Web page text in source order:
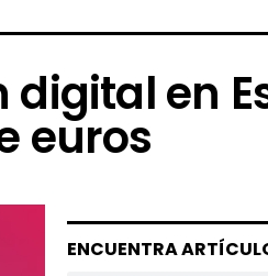
en
euros
ENCUENTRA